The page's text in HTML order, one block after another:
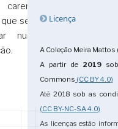
seus
numa
Licença
A Coleção Meira Mattos
A partir de 2019sob
Commons (CC BY 4.0)
Até 2018 sob as
(CC BY-NC-SA 4.0)
As licenças estão